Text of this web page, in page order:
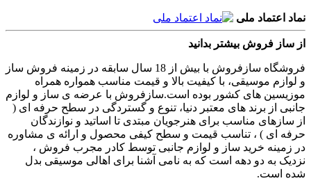
نماد اعتماد ملی
از ساز فروش بیشتر بدانید
فروشگاه سازفروش با بیش از 18 سال سابقه در زمینه فروش ساز
و لوازم موسیقی، با کیفیت بالا و قیمت مناسب همواره همراه
موزیسین های کشور بوده است.سازفروش با عرضه ی ساز و لوازم
جانبی از برند های معتبر دنیا، تنوع و گستردگی در سطح حرفه ای (
از سازهای مناسب برای هنرجویان مبتدی تا اساتید و نوازندگان
حرفه ای ) ، تناسب قیمت و سطح کیفی محصول و ارائه ی مشاوره
در زمینه خرید ساز و لوازم جانبی توسط کادر مجرب فروش ،
نزدیک به دو دهه است که به نامی آشنا برای اهالی موسیقی بدل
شده است.